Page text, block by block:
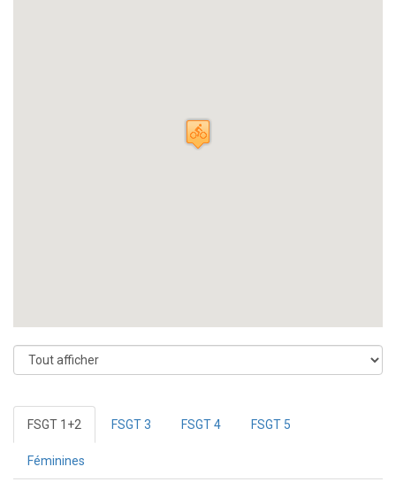
FSGT 1+2 FSGT 3 FSGT 4 FSGT 5
Féminines